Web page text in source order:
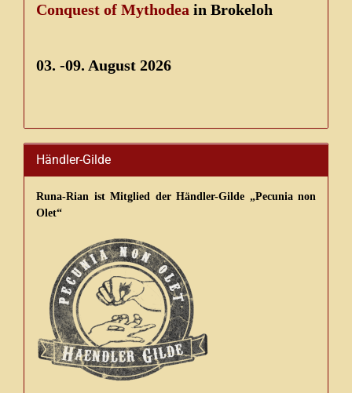
Conquest of Mythodea in Brokeloh
03. -09. August 2026
Händler-Gilde
Runa-Rian ist Mitglied der Händler-Gilde „Pecunia non
Olet“